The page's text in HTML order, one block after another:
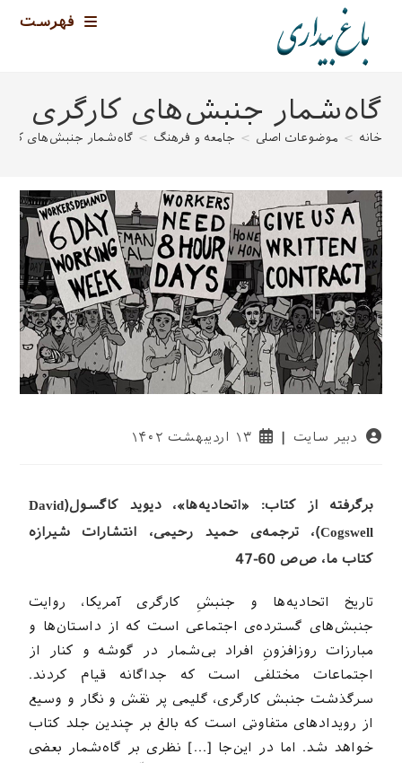
فهرست
گاه‌شمار جنبش‌های کارگری
خانه > موضوعات اصلی > جامعه و فرهنگ > گاه‌شمار جنبش‌های
دبیر سایت ۱۳ اردیبهشت ۱۴۰۲
برگرفته از کتاب: «اتحادیه‌ها»، دیوید کاگسول(David
Cogswell)، ترجمه‌ی حمید رحیمی، انتشارات شیرازه
کتاب ما، ص‌ص 60-47
تاریخ اتحادیه‌ها و جنبش‌ِ کارگری آمریکا، روایت
جنبش‌های گسترده‌ی اجتماعی است که از داستان‌ها و
مبارزات روزافزونِ افراد بی‌شمار در گوشه و کنار از
اجتماعات مختلفی است که جداگانه قیام کردند.
سرگذشت جنبش کارگری، گلیمی پر نقش و نگار و وسیع
از رویداد‌های متفاوتی است که بالغ بر چندین جلد کتاب
خواهد شد. اما در این‌جا […] نظری بر گاه‌شمار بعضی